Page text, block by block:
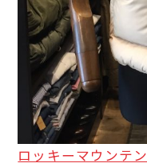
ロッキーマウンテン